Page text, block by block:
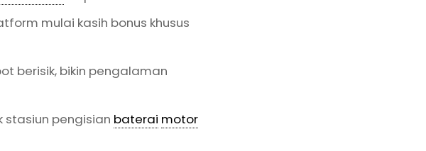
mulai kasih bonus khusus
berisik, bikin pengalaman
stasiun pengisian baterai motor